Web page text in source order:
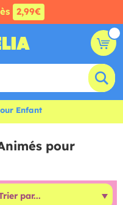
2,99€
Enfant
pour